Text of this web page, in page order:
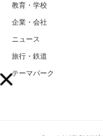
教育・学校
企業・会社
ニュース
旅行・鉄道
テーマパーク